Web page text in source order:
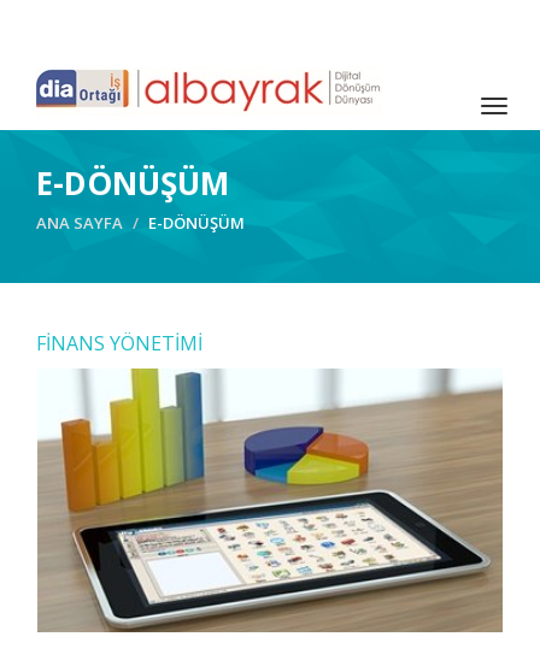
E-DÖNÜŞÜM
ANA SAYFA E-DÖNÜŞÜM
FİNANS YÖNETİMİ